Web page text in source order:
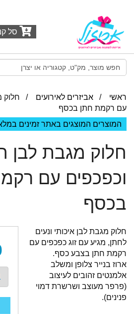
סל
ראשי / אביזרים לאירועים / חלוק
עם רקמת חתן בכסף
המוצרים המוצגים באתר זמינים
חלוק מגבת לבן
וכפכפים עם
בכסף
חלוק מגבת לבן איכותי ונעים
לחתן, מגיע עם זוג כפכפים עם
רקמת חתן בצבע כסף.
ארוז בנייר צלופן ומשלב
אלמנטים זהובים לעיצוב
(פרפר מעוצב ושרשרת דמוי
פנינים).